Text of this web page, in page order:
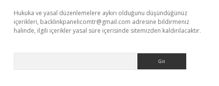
Hukuka ve yasal düzenlemelere aykırı olduğunu düşündüğünüz
içerikleri, backlinkpanelicomtr@gmail.com adresine bildirmeniz
halinde, ilgili içerikler yasal süre içerisinde sitemizden kaldırılacaktır.